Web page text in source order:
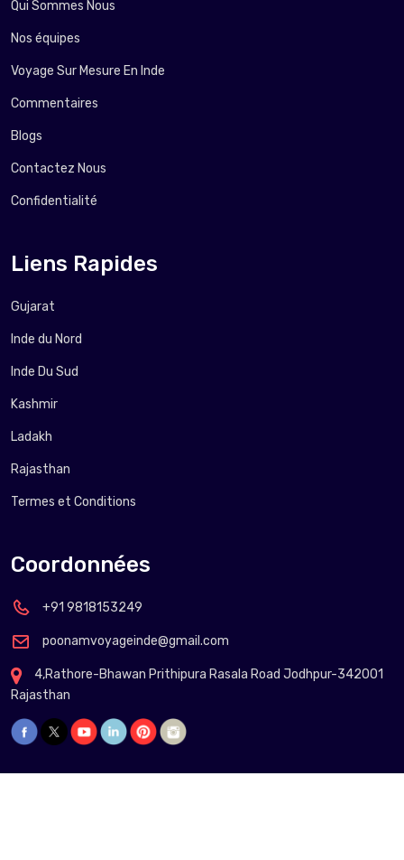
Qui Sommes Nous
Nos équipes
Voyage Sur Mesure En Inde
Commentaires
Blogs
Contactez Nous
Confidentialité
Liens Rapides
Gujarat
Inde du Nord
Inde Du Sud
Kashmir
Ladakh
Rajasthan
Termes et Conditions
Coordonnées
+91 9818153249
poonamvoyageinde@gmail.com
4,Rathore-Bhawan Prithipura Rasala Road Jodhpur-342001
Rajasthan